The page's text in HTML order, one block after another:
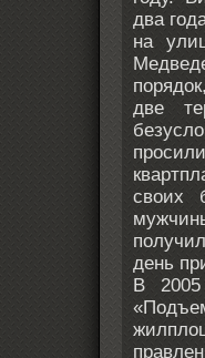
два
на
две
своих
день
В